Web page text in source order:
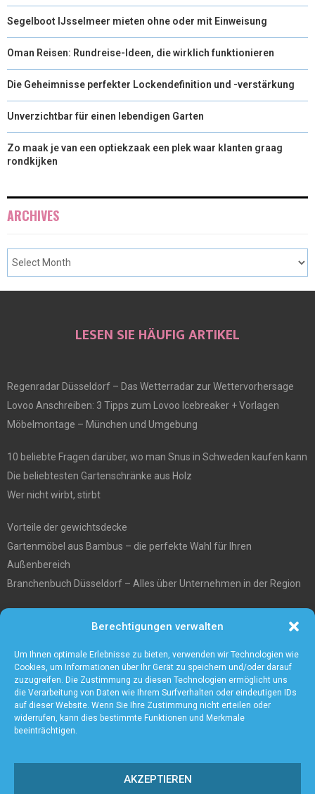
Berechtigungen verwalten
Um Ihnen optimale Erlebnisse zu bieten, verwenden wir Technologien wie
Cookies, um Informationen über Ihr Gerät zu speichern und/oder darauf
zuzugreifen. Die Zustimmung zu diesen Technologien ermöglicht uns
die Verarbeitung von Daten wie Ihrem Surfverhalten oder eindeutigen IDs
auf dieser Website. Wenn Sie Ihre Zustimmung nicht erteilen oder
widerrufen, kann dies bestimmte Funktionen und Merkmale
beeinträchtigen.
AKZEPTIEREN
Segelboot IJsselmeer mieten ohne oder mit Einweisung
Oman Reisen: Rundreise-Ideen, die wirklich funktionieren
Die Geheimnisse perfekter Lockendefinition und -verstärkung
Unverzichtbar für einen lebendigen Garten
Zo maak je van een optiekzaak een plek waar klanten graag
rondkijken
ARCHIVES
LESEN SIE HÄUFIG ARTIKEL
Regenradar Düsseldorf – Das Wetterradar zur Wettervorhersage
Lovoo Anschreiben: 3 Tipps zum Lovoo Icebreaker + Vorlagen
Möbelmontage – München und Umgebung
10 beliebte Fragen darüber, wo man Snus in Schweden kaufen kann
Die beliebtesten Gartenschränke aus Holz
Wer nicht wirbt, stirbt
Vorteile der gewichtsdecke
Gartenmöbel aus Bambus – die perfekte Wahl für Ihren
Außenbereich
Branchenbuch Düsseldorf – Alles über Unternehmen in der Region
Die beste Akku-Kettensäge im Test
5 Gründe warum Sie sich für eine Zaunanlage entscheiden sollten